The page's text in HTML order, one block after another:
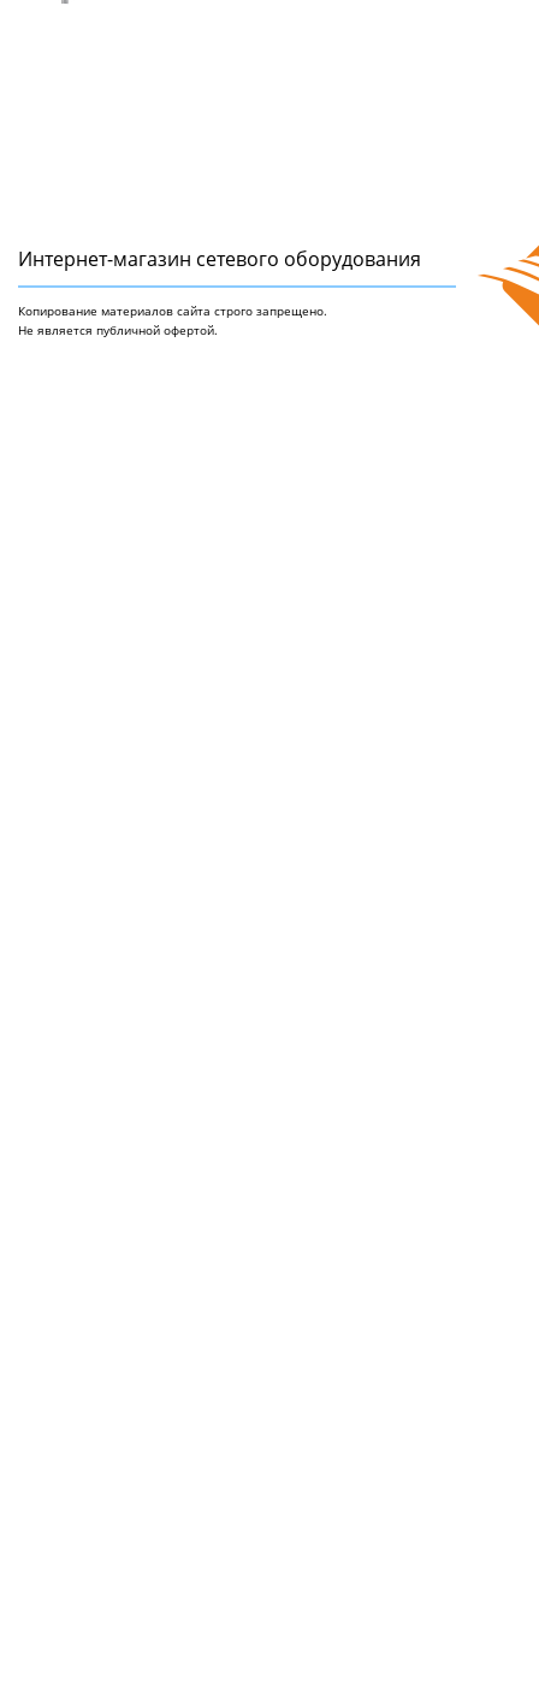
Интернет-магазин сетeвого оборудования
Копирование материалов сайта строго запрещено.
Не является публичной офертой.